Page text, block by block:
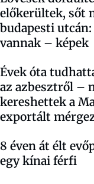
előkerültek, sőt
budapesti
vannak – képek
Évek óta
az azbesztről –
kereshettek a
exportált
8 éven át élt
egy kínai férfi